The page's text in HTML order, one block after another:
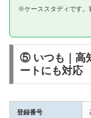
※ケーススタディです。
⑤ いつも｜高
ートにも対応
登録番号